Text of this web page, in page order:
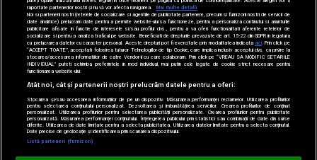
raportate partenerilor noștri și nu vă vor afecta navigarea.
Mai multe detalii
Noi si partenerii nostri (retelele de socializare si agentiile de publicitate partenere, precum si furnizorii nostri de servicii de
date analitice) prelucram date pentru a permite website-ului sa functioneze, pentru a personaliza continutul si anunturile
publicitare afisate in functie de interesele si/sau profilul dvs., pentru a va oferi functionalitati aferente retelelor de
socializare si pentru a analiza traficul pe website. Beneficiati de drepturile prevazute de art. 15-22 din GDPR in legatura
cu prelucrarea datelor cu caracter personal. Aceste drepturi pot fi exercitate prin modalitatea indicataaici . Prin click pe
“ACCEPT TOATE”, acceptati folosirea tuturor Tehnologiilor de tip Cookie, care implica inclusiv acceptul dvs. cu privire la
stocarea/accesarea informatiilor de catre Vendor-ii cu care colaboram. Prin click pe “VREAU SA MODIFIC SETARILE
INDIVIDUAL” puteti schimba preferintele in mod individual, mai putin cele legate de cookie strict necesare pentru
functionarea website-ului.
Atât noi, cât și partenerii noștri prelucrăm datele pentru a oferi:
Stocarea și/sau accesarea informațiilor de pe un dispozitiv. Măsurarea performanței reclamelor. Utilizarea profilurilor
pentru selectarea conținutului personalizat. Dezvoltarea și îmbunătățirea serviciilor. Crearea profilurilor de conținut
personalizat. Utilizarea profilurilor pentru selectarea publicității personalizate. Crearea profilurilor pentru publicitate
personalizată. Măsurarea performanței conținutului. Înțelegerea publicului prin statistici sau combinații de date din surse
diferite. Utilizarea de date limitate pentru a selecta publicitatea. Utilizarea datelor limitate pentru a selecta conținutul.
Date precise de geolocație și identificarea prin scanarea dispozitivului.
Listă parteneri (furnizori)